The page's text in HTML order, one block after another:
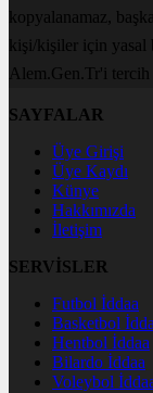
kopyalanamaz,
kişi/kişiler için yasal
Alem.Gen.Tr'i tercih
SAYFALAR
Üye Girişi
Üye Kaydı
Künye
Hakkımızda
İletişim
SERVİSLER
Futbol İddaa
Basketbol
Hentbol İddaa
Bilardo İddaa
Voleybol